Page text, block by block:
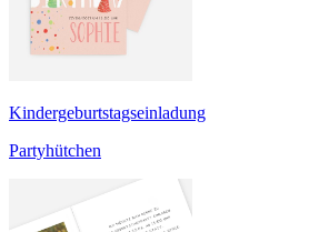
Kindergeburtstagseinladung
Partyhütchen